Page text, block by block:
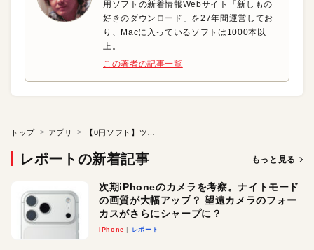
用ソフトの新着情報Webサイト「新しもの
好きのダウンロード」を27年間運営してお
り、Macに入っているソフトは1000本以
上。
この著者の記事一覧
トップ アプリ
レポートの新着記事 もっと見る
次期iPhoneのカメラを考察。ナイトモード
の画質が大幅アップ？ 望遠カメラのフォー
カスがさらにシャープに？
iPhone レポート